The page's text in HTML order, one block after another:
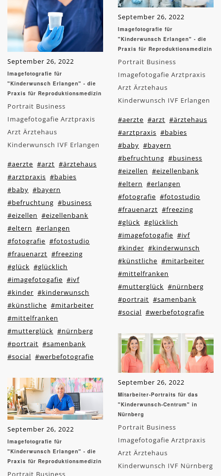
September 26, 2022
Imagefotografie für
"Kinderwunsch Erlangen" - die
Praxis für Reproduktionsmedizin
Portrait Business
Imagefotogafie Arztpraxis
Arzt Ärztehaus
Kinderwunsch IVF Erlangen
#aerzte #arzt #ärztehaus
#arztpraxis #babies
#baby #bayern
#befruchtung #business
#eizellen #eizellenbank
#eltern #erlangen
#fotografie #fotostudio
#frauenarzt #freezing
#glück #glücklich
#imagefotogafie #ivf
#kinder #kinderwunsch
#künstliche #mitarbeiter
#mittelfranken
#mutterglück #nürnberg
#portrait #samenbank
#social #werbefotografie
September 26, 2022
Imagefotografie für
"Kinderwunsch Erlangen" - die
Praxis für Reproduktionsmedizin
Portrait Business
September 26, 2022
Imagefotografie für
"Kinderwunsch Erlangen" - die
Praxis für Reproduktionsmedizin
Portrait Business
Imagefotogafie Arztpraxis
Arzt Ärztehaus
Kinderwunsch IVF Erlangen
#aerzte #arzt #ärztehaus
#arztpraxis #babies
#baby #bayern
#befruchtung #business
#eizellen #eizellenbank
#eltern #erlangen
#fotografie #fotostudio
#frauenarzt #freezing
#glück #glücklich
#imagefotogafie #ivf
#kinder #kinderwunsch
#künstliche #mitarbeiter
#mittelfranken
#mutterglück #nürnberg
#portrait #samenbank
#social #werbefotografie
September 26, 2022
Mitarbeiter-Portraits für das
"Kinderwunsch-Centrum" in
Nürnberg
Portrait Business
Imagefotogafie Arztpraxis
Arzt Ärztehaus
Kinderwunsch IVF Nürnberg